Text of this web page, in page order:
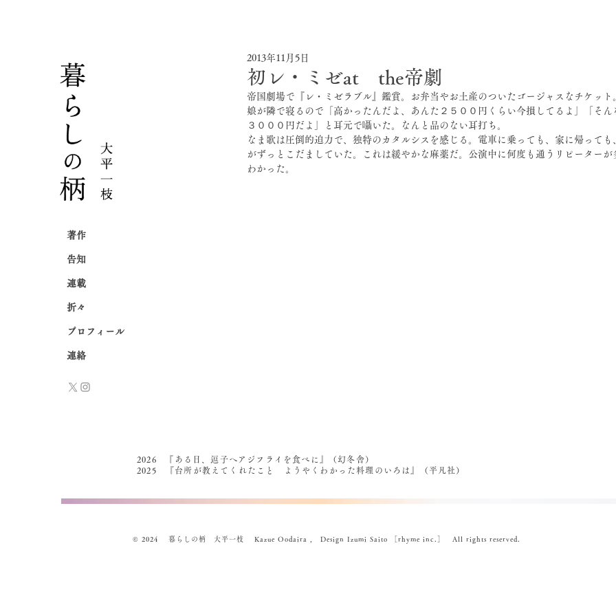
初レ・ミゼat the帝劇
2013年11月5日
帝国劇場で『レ・ミゼラブル』鑑賞。お弁当やお土産のついたゴージャスなチケット
娘が隣で寝るので「高かったんだよ、あんた２５００円くらい今損してるよ」「そん
３０００円だよ」と耳元で囁いた。なんと品のない耳打ち。
なま歌は圧倒的迫力で、独特のカタルシスを感じる。電車に乗っても、家に帰っても
がずっとこだましていた。これは緩やかな麻薬だ。公演中に何度も通うリピーターが
わかった。
著作
告知
連載
折々
プロフィール
連絡
2026 『ある日、逗子へアジフライを食べに』（幻冬舎）
2025 『台所が教えてくれたこと ようやくわかった料理のいろは』（平凡社）
© 2024 暮らしの柄 大平一枝 Kazue Oodaira , Design Izumi Saito ［rhyme inc.］ All rights reserved.